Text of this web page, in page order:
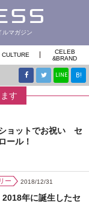
ルマガジン
CULTURE
CELEB
&BRAND
LINE B!
す
ョットでお祝い セ
ール！
ー 2018/12/31
年に誕生したセ